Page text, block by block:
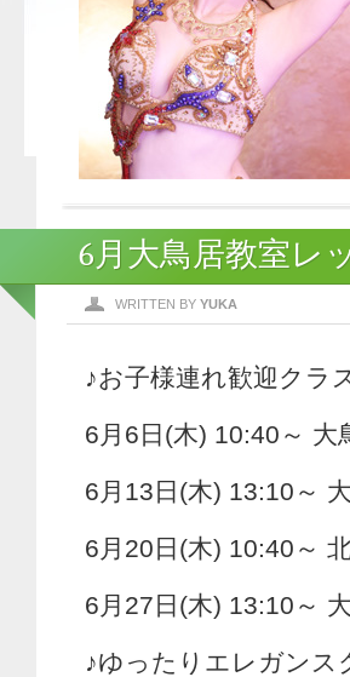
6月大鳥居教室レ
WRITTEN BY YUKA
♪お子様連れ歓迎クラ
6月6日(木) 10:40～ 大
6月13日(木) 13:10～
6月20日(木) 10:40～
6月27日(木) 13:10～
♪ゆったりエレガンス